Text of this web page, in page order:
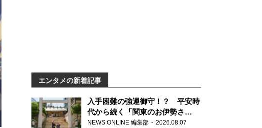
エンタメの新着記事
入手困難の強運御守！？ 平安時
代から続く「関東のお伊勢さ
ま」、芝大神宮にてランパンプス
NEWS ONLINE 編集部 2026.08.07